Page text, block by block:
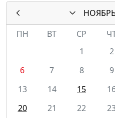
ПН
ВТ СР
1
2
6
7 8 9
13
14 15
20
21 22